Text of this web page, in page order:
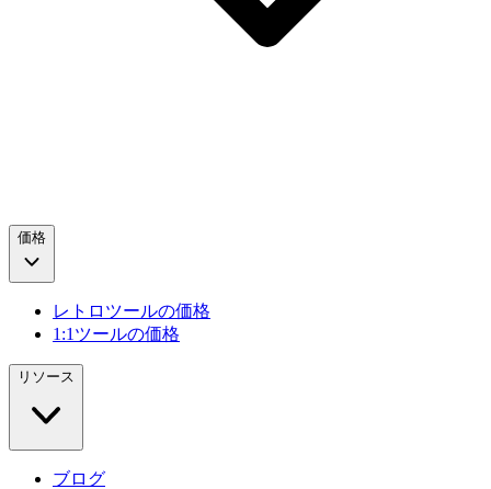
価格
レトロツールの価格
1:1ツールの価格
リソース
ブログ